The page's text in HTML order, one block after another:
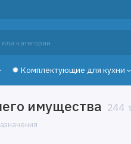
✹ Комплектующие для кухни
имущества 244